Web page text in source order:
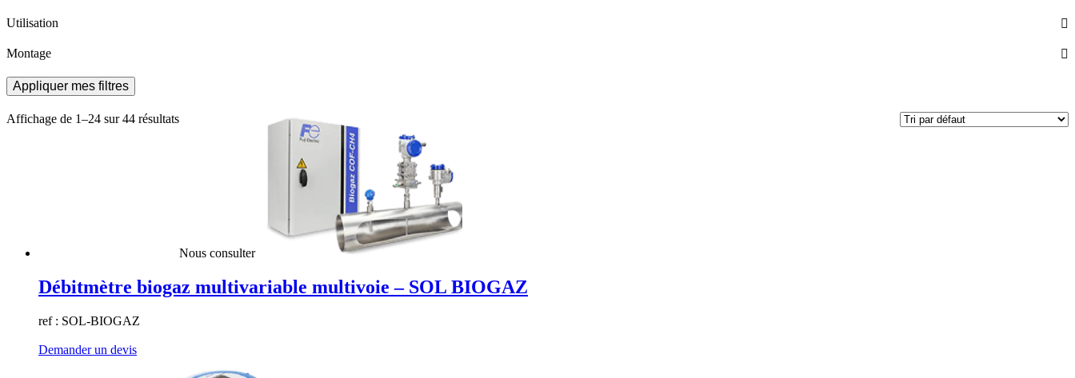
Utilisation
Montage
Appliquer mes filtres
Affichage de 1–24 sur 44 résultats
Nous consulter
Débitmètre biogaz multivariable multivoie – SOL BIOGAZ
ref : SOL-BIOGAZ
Demander un devis